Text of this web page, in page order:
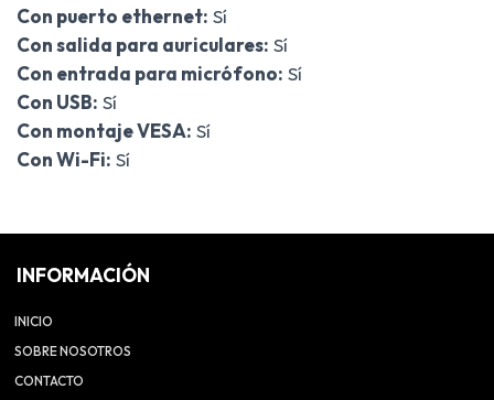
Con puerto ethernet: Sí
Con salida para auriculares: Sí
Con entrada para micrófono: Sí
Con USB: Sí
Con montaje VESA: Sí
Con Wi-Fi: Sí
INFORMACIÓN
INICIO
SOBRE NOSOTROS
CONTACTO